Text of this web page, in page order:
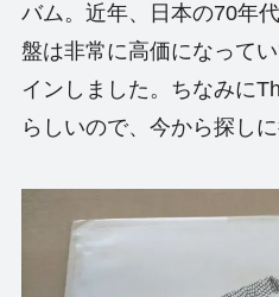
バム。近年、日本の70年
盤は非常に高価になって
インしました。ちなみに
らしいので、今から探し